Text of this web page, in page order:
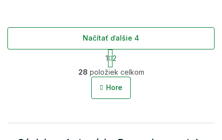
O
v
l
c
Načítať ďalšie 4
S
t
r
á
n
1 2
28 položiek celkom
Hore